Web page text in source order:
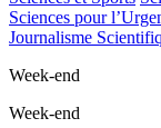
Sciences pour
Journalisme
Week-end
Week-end